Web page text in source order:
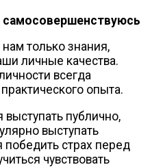
самосовершенствуюсь
только знания,
личные качества.
всегда
опыта.
публично,
выступать
победить страх перед
чувствовать